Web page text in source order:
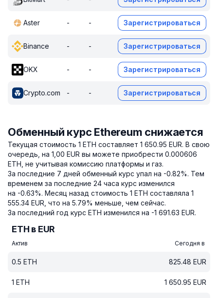
Aster - - Зарегистрироваться
Binance - - Зарегистрироваться
OKX - - Зарегистрироваться
Crypto.com - - Зарегистрироваться
Обменный курс Ethereum снижается
Текущая стоимость 1 ETH составляет 1 650.95 EUR. В свою
очередь, на 1,00 EUR вы можете приобрести 0.000606
ETH, не учитывая комиссию платформы и газ.
За последние 7 дней обменный курс упал на -0.82%. Тем
временем за последние 24 часа курс изменился
на -0.63%. Месяц назад стоимость 1 ETH составляла 1
555.34 EUR, что на 5.79% меньше, чем сейчас.
За последний год курс ETH изменился на -1 691.63 EUR.
ETH в EUR
Актив Сегодня в
0.5 ETH 825.48 EUR
1 ETH 1 650.95 EUR